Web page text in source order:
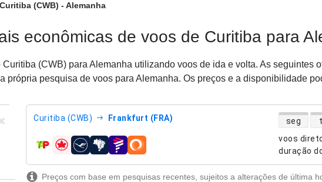
(CWB) - Alemanha
econômicas de voos de Curitiba para
(CWB) para Alemanha utilizando voos de ida e volta. As seguintes
própria pesquisa de voos para Alemanha. Os preços e a disponibilidade
Curitiba (CWB) Frankfurt (FRA)
voos
duração
seg
companhias aéreas
Preços com base em pesquisas recentes, sujeitos a alterações de última